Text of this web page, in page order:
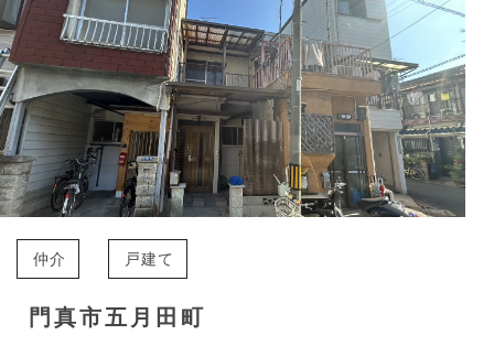
仲介 戸建て
門真市五月田町